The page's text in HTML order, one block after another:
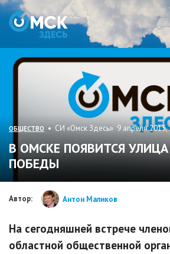
ОБЩЕСТВО • СИ «Омск Здесь» 9 апреля 2015,
В ОМСКЕ ПОЯВИТСЯ
ПОБЕДЫ
Автор: Антон Маликов
На сегодняшней встрече
областной общественной